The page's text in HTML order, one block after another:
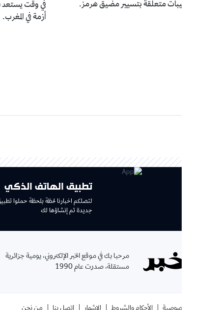
متعلقة بتسيير مضيق هرمز.
في وقت يستعد فيه رئيس
أزمة في المغرب.
تطبيق الهاتف الذكي
لتصلكم اخبارنا لحظة بلحظة حملوا تطبيق جديد وتجربة
جديدة تم إنشاؤها لك
مرحبا بك في موقع الخبر الإلكتروني، يومية جزائرية
مستقلة، صدرت عام 1990